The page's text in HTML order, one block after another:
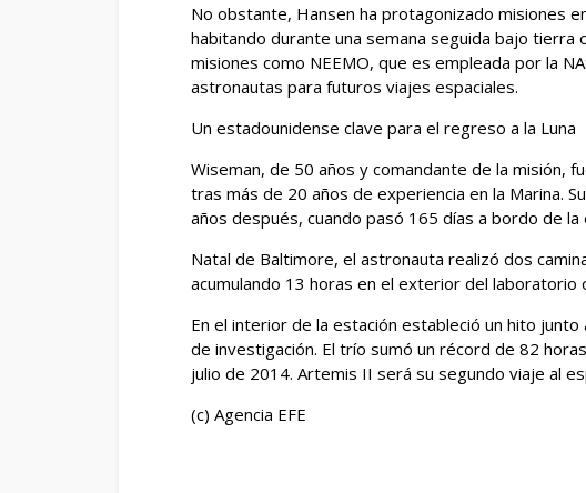
No obstante, Hansen ha protagonizado misiones
habitando durante una semana seguida bajo tierra
misiones como NEEMO, que es empleada por la
astronautas para futuros viajes espaciales.
Un estadounidense clave para el regreso a la Luna
Wiseman, de 50 años y comandante de la misión,
tras más de 20 años de experiencia en la Marina.
años después, cuando pasó 165 días a bordo de la
Natal de Baltimore, el astronauta realizó dos
acumulando 13 horas en el exterior del laboratorio
En el interior de la estación estableció un hito
de investigación. El trío sumó un récord de 82
julio de 2014. Artemis II será su segundo viaje al
(c) Agencia EFE